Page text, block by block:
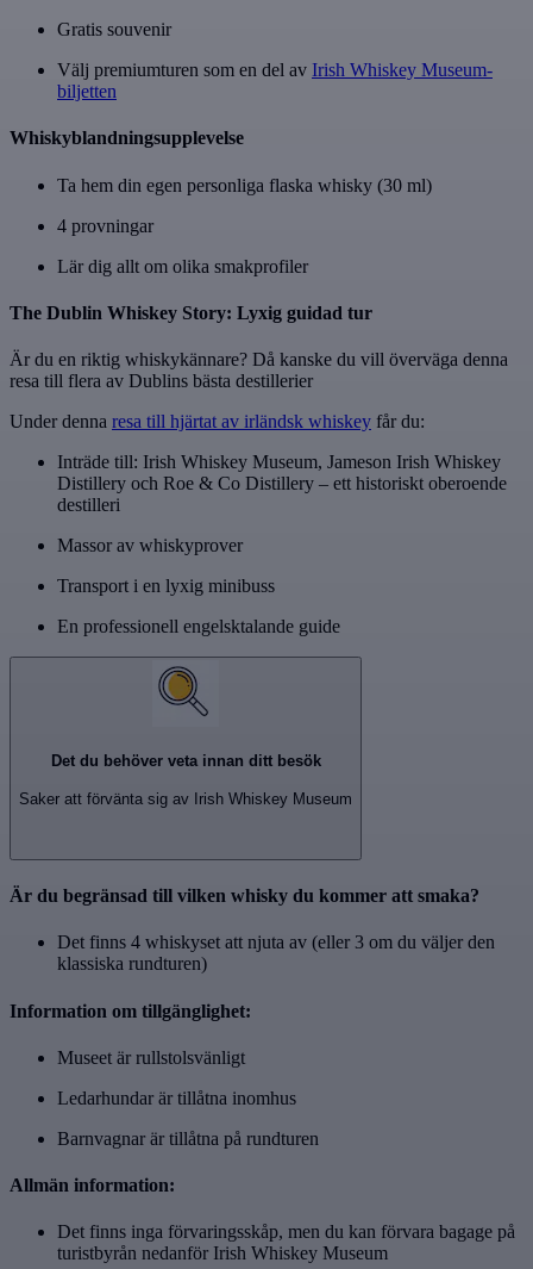
Gratis souvenir
Välj premiumturen som en del av Irish Whiskey Museum-
biljetten
Whiskyblandningsupplevelse
Ta hem din egen personliga flaska whisky (30 ml)
4 provningar
Lär dig allt om olika smakprofiler
The Dublin Whiskey Story: Lyxig guidad tur
Är du en riktig whiskykännare? Då kanske du vill överväga denna
resa till flera av Dublins bästa destillerier
Under denna resa till hjärtat av irländsk whiskey får du:
Inträde till: Irish Whiskey Museum, Jameson Irish Whiskey
Distillery och Roe & Co Distillery – ett historiskt oberoende
destilleri
Massor av whiskyprover
Transport i en lyxig minibuss
En professionell engelsktalande guide
Det du behöver veta innan ditt besök
Saker att förvänta sig av Irish Whiskey Museum
Är du begränsad till vilken whisky du kommer att smaka?
Det finns 4 whiskyset att njuta av (eller 3 om du väljer den
klassiska rundturen)
Information om tillgänglighet:
Museet är rullstolsvänligt
Ledarhundar är tillåtna inomhus
Barnvagnar är tillåtna på rundturen
Allmän information:
Det finns inga förvaringsskåp, men du kan förvara bagage på
turistbyrån nedanför Irish Whiskey Museum